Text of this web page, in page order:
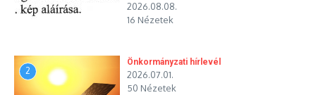
2026.08.08.
16 Nézetek
2
Önkormányzati hírlevél
2026.07.01.
50 Nézetek